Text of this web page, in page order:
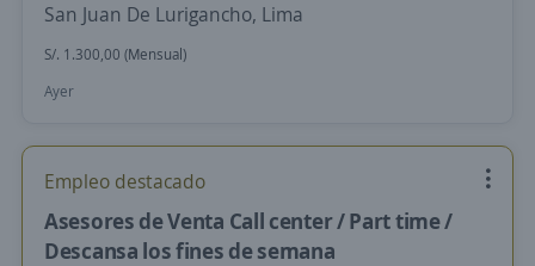
San Juan De Lurigancho, Lima
S/. 1.300,00 (Mensual)
Ayer
Empleo destacado
Asesores de Venta Call center / Part time /
Descansa los fines de semana